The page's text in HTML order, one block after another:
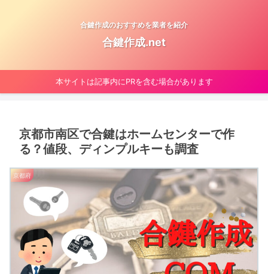
合鍵作成のおすすめを業者を紹介
合鍵作成.net
本サイトは記事内にPRを含む場合があります
京都市南区で合鍵はホームセンターで作
る？値段、ディンプルキーも調査
京都府